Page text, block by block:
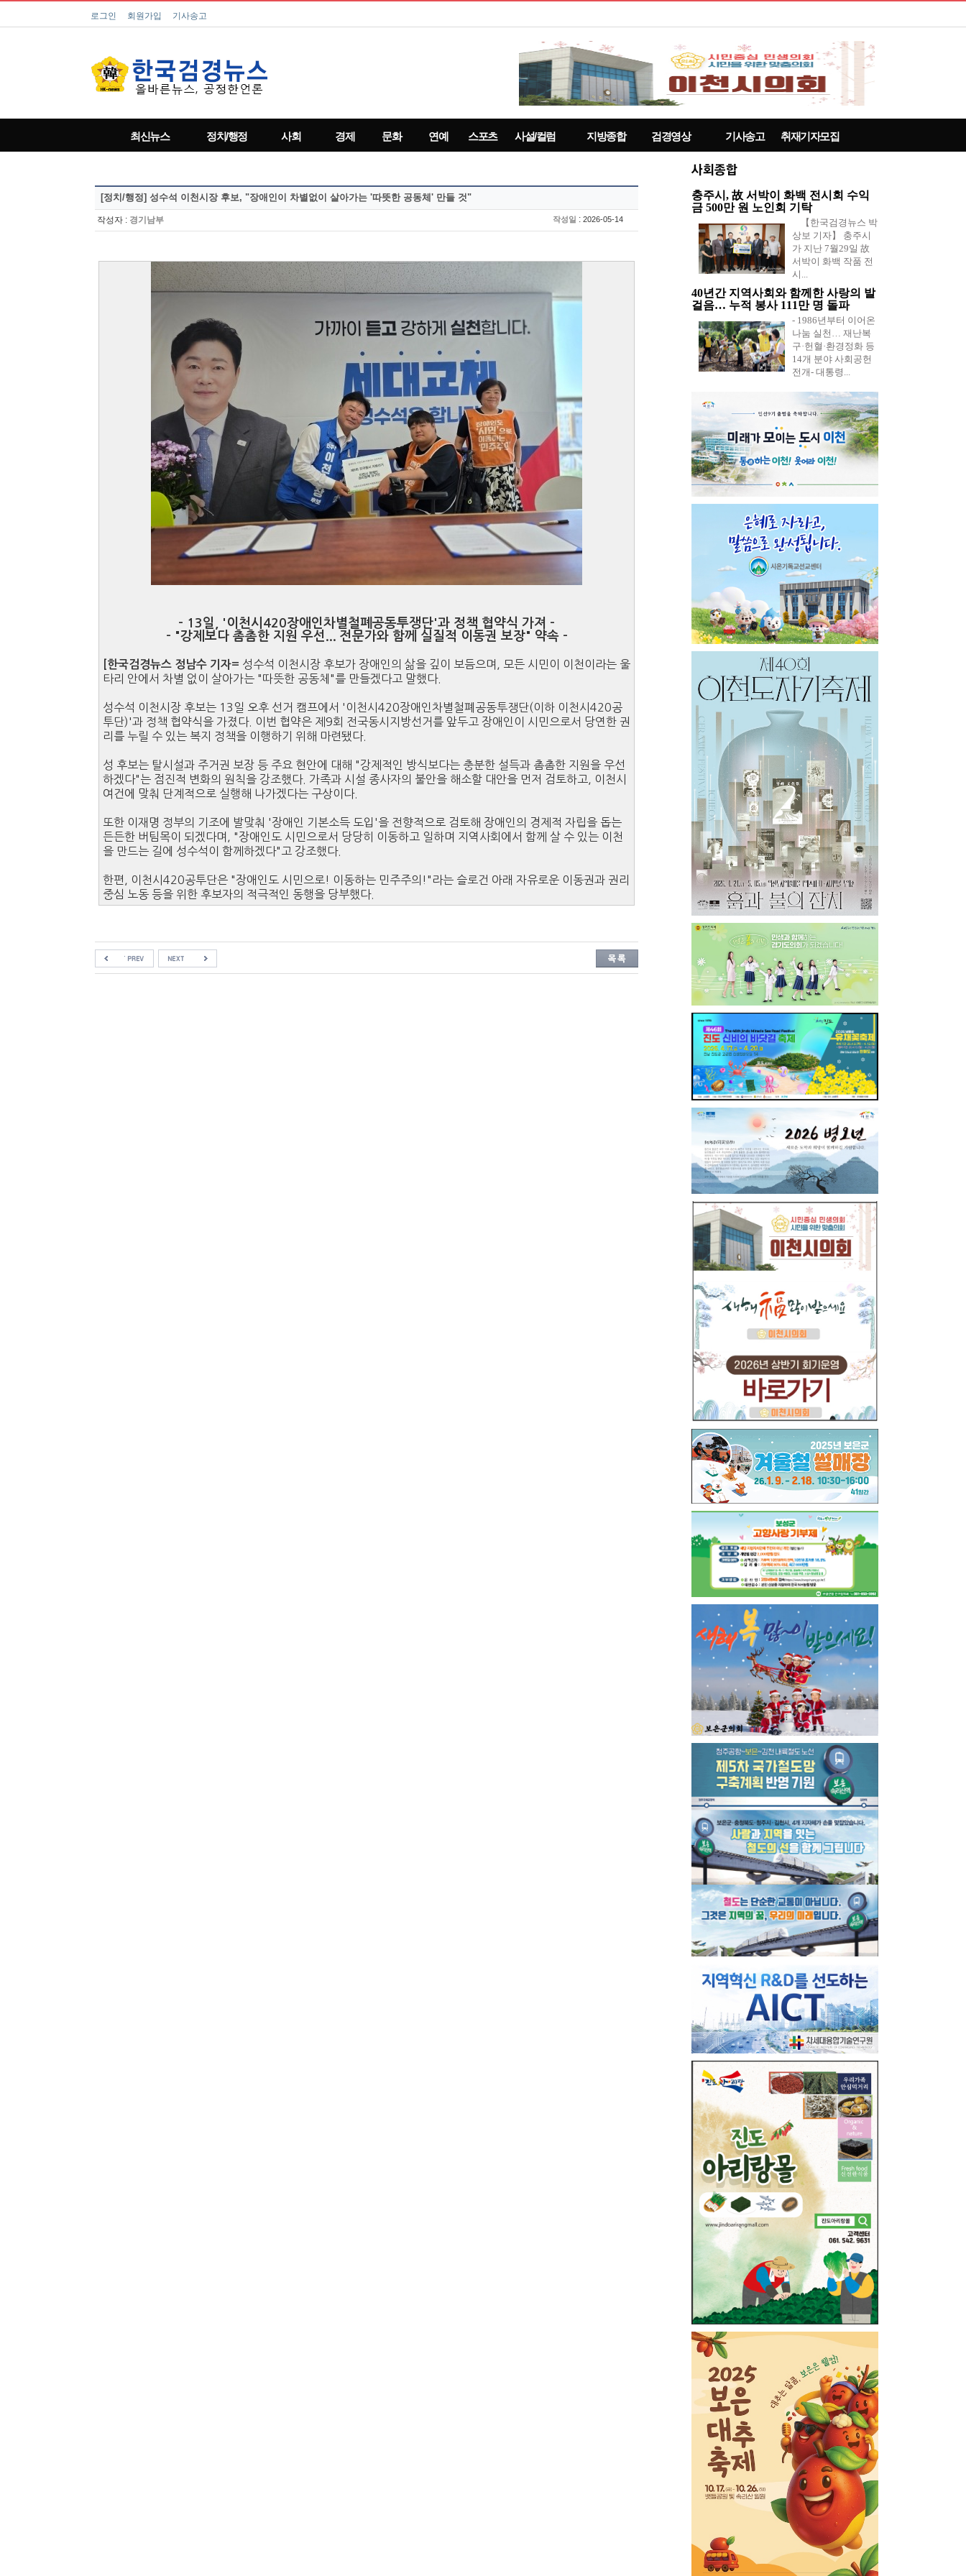
로그인 회원가입 기사송고
최신뉴스 정치/행정 사회 경제 문화 연예 스포츠 사설/컬럼 지방종합 검경영상 기사송고 취재기자모집
[정치/행정] 성수석 이천시장 후보, "장애인이 차별없이 살아가는 '따뜻한 공동체' 만들 것"
작성자 : 경기남부 작성일 : 2026-05-14
- 13일, '이천시420장애인차별철폐공동투쟁단'과 정책 협약식 가져 -
- "강제보다 촘촘한 지원 우선... 전문가와 함께 실질적 이동권 보장" 약속 -
[한국검경뉴스 정남수 기자= 성수석 이천시장 후보가 장애인의 삶을 깊이 보듬으며, 모든 시민이 이천이라는 울
타리 안에서 차별 없이 살아가는 "따뜻한 공동체"를 만들겠다고 말했다.
성수석 이천시장 후보는 13일 오후 선거 캠프에서 '이천시420장애인차별철폐공동투쟁단(이하 이천시420공
투단)'과 정책 협약식을 가졌다. 이번 협약은 제9회 전국동시지방선거를 앞두고 장애인이 시민으로서 당연한 권
리를 누릴 수 있는 복지 정책을 이행하기 위해 마련됐다.
성 후보는 탈시설과 주거권 보장 등 주요 현안에 대해 "강제적인 방식보다는 충분한 설득과 촘촘한 지원을 우선
하겠다"는 점진적 변화의 원칙을 강조했다. 가족과 시설 종사자의 불안을 해소할 대안을 먼저 검토하고, 이천시
여건에 맞춰 단계적으로 실행해 나가겠다는 구상이다.
또한 이재명 정부의 기조에 발맞춰 '장애인 기본소득 도입'을 전향적으로 검토해 장애인의 경제적 자립을 돕는
든든한 버팀목이 되겠다며, "장애인도 시민으로서 당당히 이동하고 일하며 지역사회에서 함께 살 수 있는 이천
을 만드는 길에 성수석이 함께하겠다"고 강조했다.
한편, 이천시420공투단은 "장애인도 시민으로! 이동하는 민주주의!"라는 슬로건 아래 자유로운 이동권과 권리
중심 노동 등을 위한 후보자의 적극적인 동행을 당부했다.
충주시, 故 서박이 화백 전시회 수익
금 500만 원 노인회 기탁
【한국검경뉴스 박
상보 기자】 충주시
가 지난 7월29일 故
서박이 화백 작품 전
시...
40년간 지역사회와 함께한 사랑의 발
걸음… 누적 봉사 111만 명 돌파
- 1986년부터 이어온
나눔 실천… 재난복
구·헌혈·환경정화 등
14개 분야 사회공헌
전개- 대통령...